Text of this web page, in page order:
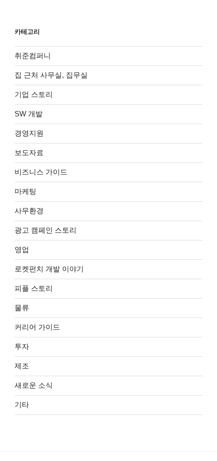
카테고리
취준컴퍼니
집 근처 사무실, 집무실
기업 스토리
SW 개발
경영지원
보도자료
비즈니스 가이드
마케팅
사무환경
광고 캠페인 스토리
영업
로켓펀치 개발 이야기
피플 스토리
물류
커리어 가이드
투자
제조
새로운 소식
기타